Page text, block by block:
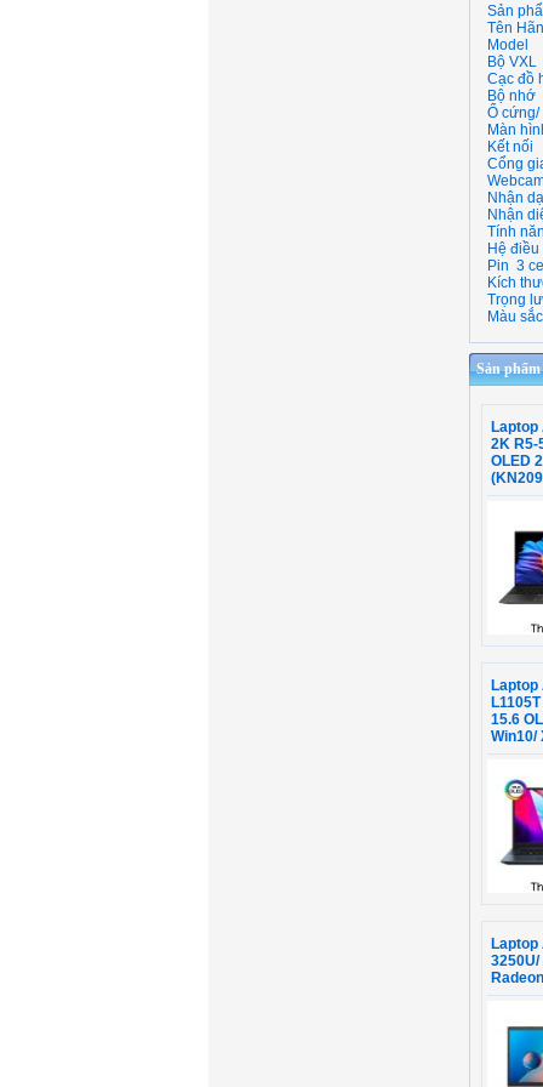
Sản
Tên
Model
Bộ VXL
Cạc đồ
Bộ nhớ
Ổ cứng/
Màn
Kết nối
Cổng
Nhận
Nhận
Tính
Hệ điều
Pin 3 cell
Kích
Trọng
Màu
Sản phẩm
Laptop
2K R5-
OLED
Laptop
15.6
Win10/
Laptop
3250U/